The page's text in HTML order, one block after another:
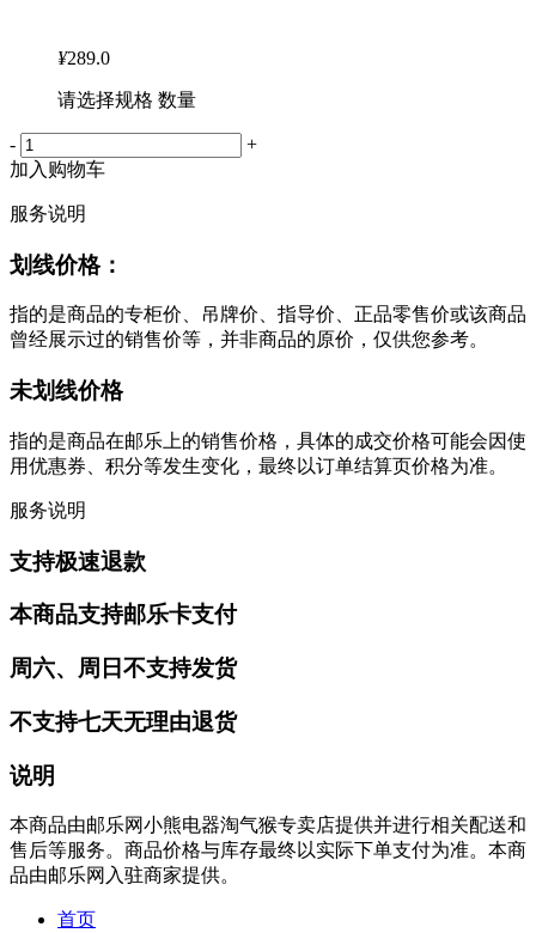
¥289.0
请选择规格 数量
-
+
加入购物车
服务说明
划线价格：
指的是商品的专柜价、吊牌价、指导价、正品零售价或该商品
曾经展示过的销售价等，并非商品的原价，仅供您参考。
未划线价格
指的是商品在邮乐上的销售价格，具体的成交价格可能会因使
用优惠券、积分等发生变化，最终以订单结算页价格为准。
服务说明
支持极速退款
本商品支持邮乐卡支付
周六、周日不支持发货
不支持七天无理由退货
说明
本商品由邮乐网小熊电器淘气猴专卖店提供并进行相关配送和
售后等服务。商品价格与库存最终以实际下单支付为准。本商
品由邮乐网入驻商家提供。
首页